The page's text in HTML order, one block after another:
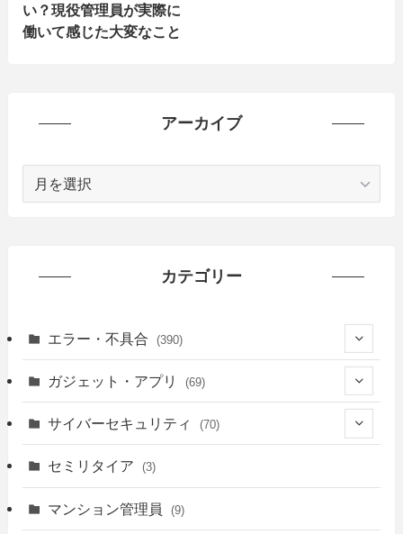
い？現役管理員が実際に
働いて感じた大変なこと
アーカイブ
カテゴリー
エラー・不具合 (390)
(6)
(10)
ガジェット・アプリ (69)
(7)
サイバーセキュリティ (70)
(25)
(12)
セミリタイア (3)
マンション管理員 (9)